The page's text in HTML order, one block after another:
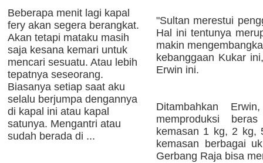
Beberapa menit lagi kapal
fery akan segera berangkat.
Akan tetapi mataku masih
saja kesana kemari untuk
mencari sesuatu. Atau lebih
tepatnya seseorang.
Biasanya setiap saat aku
selalu berjumpa dengannya
di kapal ini atau kapal
satunya. Mengantri atau
sudah berada di ...
"Sultan merestui
Hal ini tentunya
makin
kebanggaan Kukar
Erwin ini.
Ditambahkan
memproduksi
kemasan 1 kg, 2 kg,
kemasan berbagai
Gerbang Raja bisa